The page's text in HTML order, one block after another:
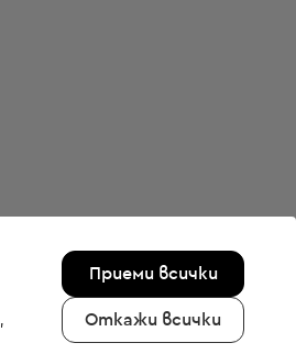
Приеми всички
Откажи всички